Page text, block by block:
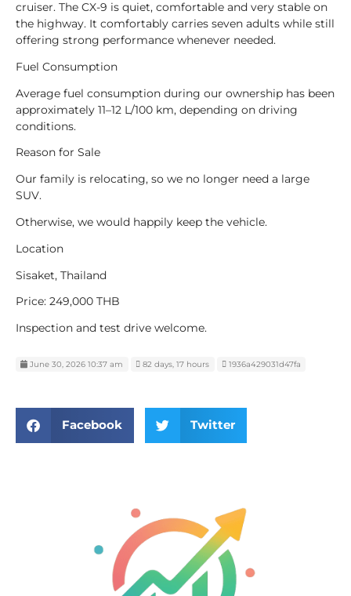
cruiser. The CX-9 is quiet, comfortable and very stable on
the highway. It comfortably carries seven adults while still
offering strong performance whenever needed.
Fuel Consumption
Average fuel consumption during our ownership has been
approximately 11–12 L/100 km, depending on driving
conditions.
Reason for Sale
Our family is relocating, so we no longer need a large
SUV.
Otherwise, we would happily keep the vehicle.
Location
Sisaket, Thailand
Price: 249,000 THB
Inspection and test drive welcome.
June 30, 2026 10:37 am 82 days, 17 hours 1936a429031d47fa
Facebook Twitter